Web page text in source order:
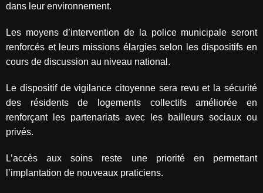
dans leur environnement.
Les moyens d’intervention de la police municipale seront
renforcés et leurs missions élargies selon les dispositifs en
cours de discussion au niveau national.
Le dispositif de vigilance citoyenne sera revu et la sécurité
des résidents de logements collectifs améliorée en
renforçant les partenariats avec les bailleurs sociaux ou
privés.
L’accès aux soins reste une priorité en permettant
l’implantation de nouveaux praticiens.